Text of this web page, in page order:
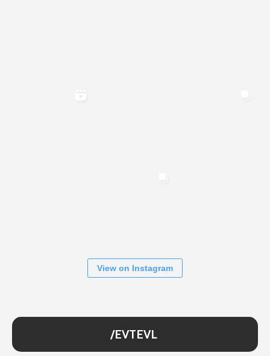
View on Instagram
/EVTEVL